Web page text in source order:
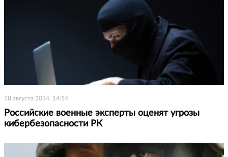
18 августа 2014, 14:54
Российские военные эксперты оценят угрозы
кибербезопасности РК